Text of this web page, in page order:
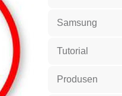
Samsung
Tutorial
Produsen